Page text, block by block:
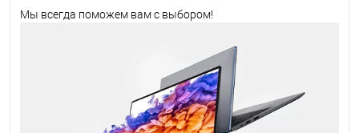
Мы всегда поможем вам с выбором!